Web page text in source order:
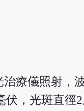
療儀照射，
伏，光斑直徑